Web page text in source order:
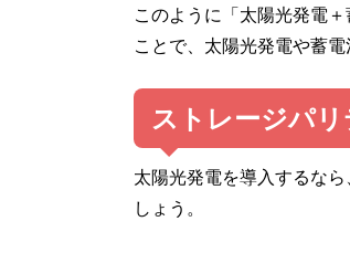
このように「太陽光発電
ことで、太陽光発電や蓄
ストレージパ
太陽光発電を導入するな
しょう。